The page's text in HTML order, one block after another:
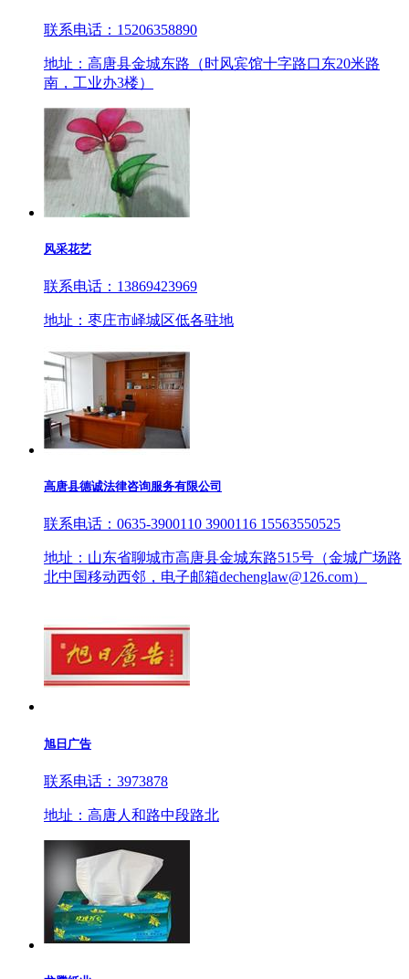
联系电话：15206358890
地址：高唐县金城东路（时风宾馆十字路口东20米路
南，工业办3楼）
风采花艺
联系电话：13869423969
地址：枣庄市峄城区低各驻地
高唐县德诚法律咨询服务有限公司
联系电话：0635-3900110 3900116 15563550525
地址：山东省聊城市高唐县金城东路515号（金城广场路
北中国移动西邻，电子邮箱dechenglaw@126.com）
旭日广告
联系电话：3973878
地址：高唐人和路中段路北